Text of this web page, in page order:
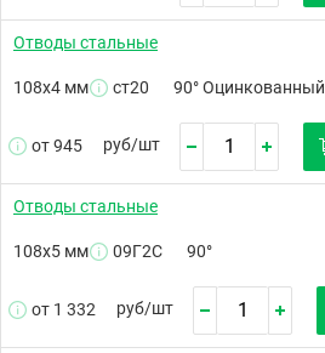
Отводы стальные
108х4 мм ст20 90° Оцинкованный
от 945 руб/шт
Отводы стальные
108х5 мм 09Г2С 90°
от 1 332 руб/шт